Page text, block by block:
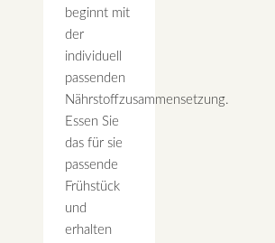
beginnt mit
der
individuell
passenden
Nährstoffzusammensetzung.
Essen Sie
das für sie
passende
Frühstück
und
erhalten